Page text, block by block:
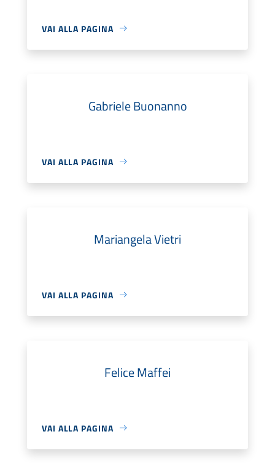
VAI ALLA PAGINA
Gabriele Buonanno
VAI ALLA PAGINA
Mariangela Vietri
VAI ALLA PAGINA
Felice Maffei
VAI ALLA PAGINA